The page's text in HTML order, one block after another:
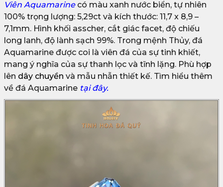
Viên Aquamarine có màu xanh nước biển, tự nhiên
100% trọng lượng: 5,29ct và kích thước: 11,7 x 8,9 –
7,1mm. Hình khối asscher, cắt giác facet, độ chiếu
long lanh, độ lành sạch 99%. Trong mệnh Thủy, đá
Aquamarine được coi là viên đá của sự tinh khiết,
mang ý nghĩa của sự thanh lọc và tĩnh lặng. Phù hợp
lên dây chuyền và mẫu nhẫn thiết kế. Tìm hiểu thêm
về đá Aquamarine tại đây.